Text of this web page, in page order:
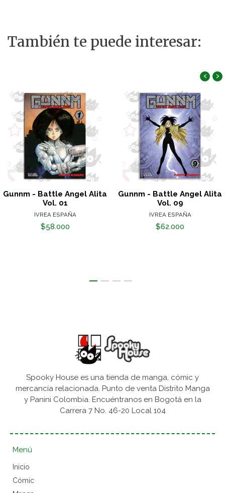
También te puede interesar:
Gunnm - Battle Angel Alita
Vol. 01
IVREA ESPAÑA
$58.000
Gunnm - Battle Angel Alita
Vol. 09
IVREA ESPAÑA
$62.000
‹ ›
Spooky House es una tienda de manga, cómic y
mercancía relacionada. Punto de venta Distrito Manga
y Panini Colombia. Encuéntranos en Bogotá en la
Carrera 7 No. 46-20 Local 104
Menú
Inicio
Cómic